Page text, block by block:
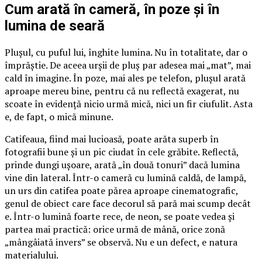
Cum arată în cameră, în poze și în
lumina de seară
Plușul, cu puful lui, înghite lumina. Nu în totalitate, dar o
împrăștie. De aceea urșii de pluș par adesea mai „mat”, mai
cald în imagine. În poze, mai ales pe telefon, plușul arată
aproape mereu bine, pentru că nu reflectă exagerat, nu
scoate în evidență nicio urmă mică, nici un fir ciufulit. Asta
e, de fapt, o mică minune.
Catifeaua, fiind mai lucioasă, poate arăta superb în
fotografii bune și un pic ciudat în cele grăbite. Reflectă,
prinde dungi ușoare, arată „în două tonuri” dacă lumina
vine din lateral. Într-o cameră cu lumină caldă, de lampă,
un urs din catifea poate părea aproape cinematografic,
genul de obiect care face decorul să pară mai scump decât
e. Într-o lumină foarte rece, de neon, se poate vedea și
partea mai practică: orice urmă de mână, orice zonă
„mângâiată invers” se observă. Nu e un defect, e natura
materialului.